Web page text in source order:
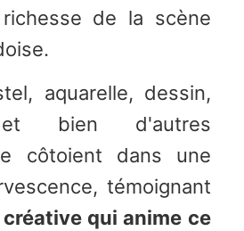
de la scène
aquarelle, dessin,
et bien d'autres
côtoient dans une
témoignant
qui anime ce